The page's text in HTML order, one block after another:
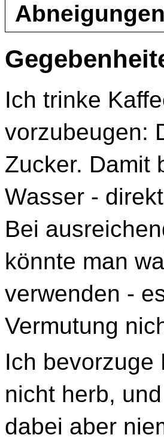
Abneigungen
Ich trinke
vorzubeugen:
Zucker. Damit
Wasser -
Bei
könnte man
verwenden -
Vermutung
Ich bevorzuge
nicht herb,
dabei aber